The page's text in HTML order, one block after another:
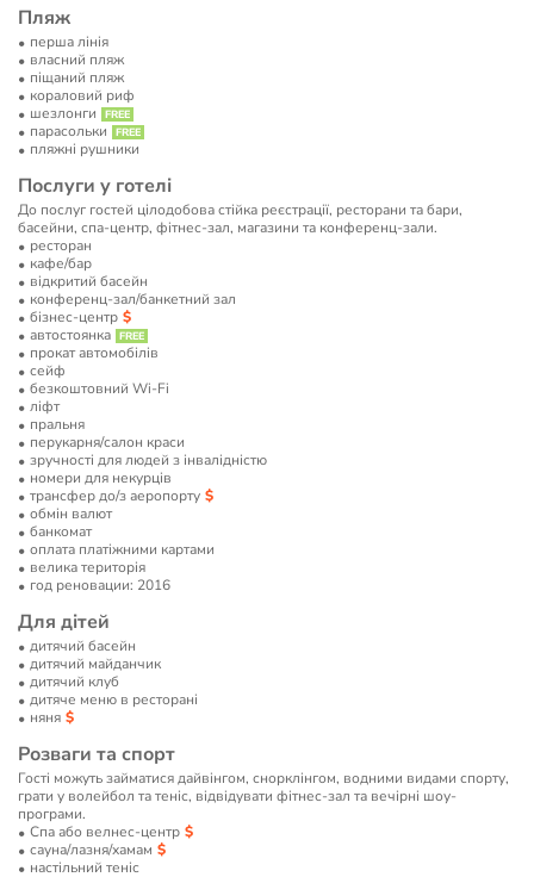
Пляж
перша лінія
власний пляж
піщаний пляж
кораловий риф
шезлонги
парасольки
пляжні рушники
Послуги у готелі
До послуг гостей цілодобова стійка реєстрації, ресторани та бари,
басейни, спа-центр, фітнес-зал, магазини та конференц-зали.
ресторан
кафе/бар
відкритий басейн
конференц-зал/банкетний зал
бізнес-центр
автостоянка
прокат автомобілів
сейф
безкоштовний Wi-Fi
ліфт
пральня
перукарня/салон краси
зручності для людей з інвалідністю
номери для некурців
трансфер до/з аеропорту
обмін валют
банкомат
оплата платіжними картами
велика територія
год реновации: 2016
Для дітей
дитячий басейн
дитячий майданчик
дитячий клуб
дитяче меню в ресторані
няня
Розваги та спорт
Гості можуть займатися дайвінгом, снорклінгом, водними видами спорту,
грати у волейбол та теніс, відвідувати фітнес-зал та вечірні шоу-
програми.
Спа або велнес-центр
сауна/лазня/хамам
настільний теніс